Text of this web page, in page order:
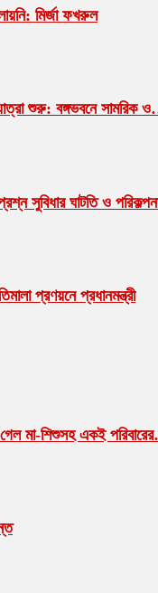
মির্জা ফখরুল
শুরু: বঙ্গভবনে সামরিক
সুবিধার ঘাটতি ও
প্রণয়নে প্রধানমন্ত্রী
মা-শিশুসহ একই